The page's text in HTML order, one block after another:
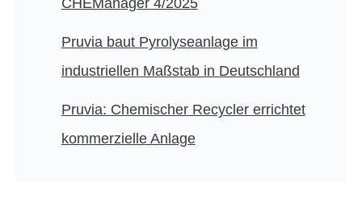
CHEManager 4/2025
Pruvia baut Pyrolyseanlage im
industriellen Maßstab in Deutschland
Pruvia: Chemischer Recycler errichtet
kommerzielle Anlage